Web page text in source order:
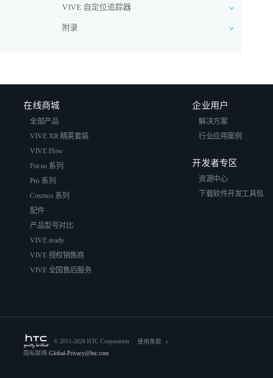
VIVE 自定位追踪器
附录
在线商城
全部产品
VIVE XR 精英套装
VIVE Flow
Focus 系列
Pro 系列
Cosmos 系列
配件
产品型号对比
VIVE ready
VIVE 授权销售商
VIVE 全国售后服务
企业用户
解决方案
行业应用案例
开发者专区
资源中心
下载软件开发工具包
© 2011-2026 HTC Corporation
使用条款
隐私联络:Global-Privacy@htc.com